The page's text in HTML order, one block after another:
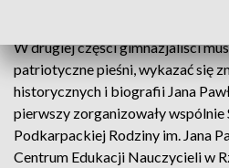
W drugiej części gimnazjaliści
patriotyczne pieśni, wykazać się
historycznych i biografii Jana
pierwszy zorganizowały
Podkarpackiej Rodziny im. Jana
Centrum Edukacji Nauczycieli w